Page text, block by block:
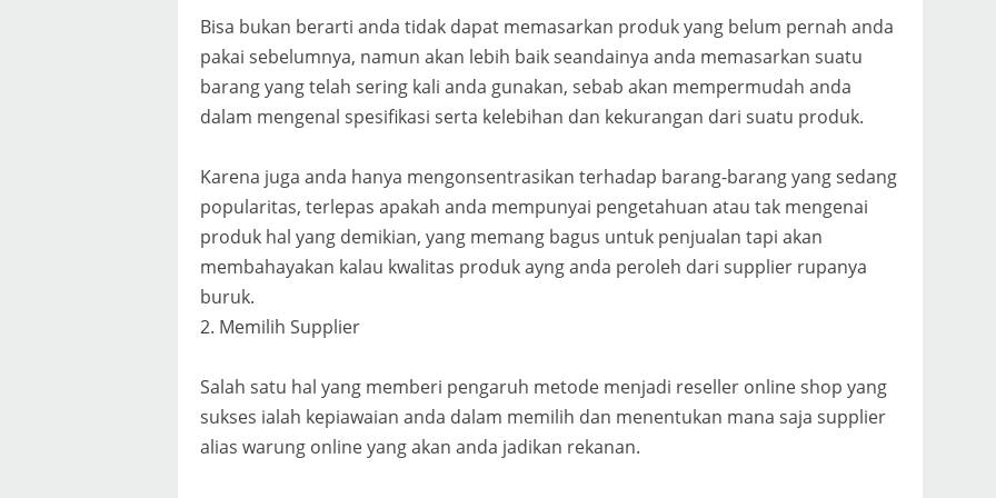
Bisa bukan berarti anda tidak dapat memasarkan produk yang belum pernah anda
pakai sebelumnya, namun akan lebih baik seandainya anda memasarkan suatu
barang yang telah sering kali anda gunakan, sebab akan mempermudah anda
dalam mengenal spesifikasi serta kelebihan dan kekurangan dari suatu produk.
Karena juga anda hanya mengonsentrasikan terhadap barang-barang yang sedang
popularitas, terlepas apakah anda mempunyai pengetahuan atau tak mengenai
produk hal yang demikian, yang memang bagus untuk penjualan tapi akan
membahayakan kalau kwalitas produk ayng anda peroleh dari supplier rupanya
buruk.
2. Memilih Supplier
Salah satu hal yang memberi pengaruh metode menjadi reseller online shop yang
sukses ialah kepiawaian anda dalam memilih dan menentukan mana saja supplier
alias warung online yang akan anda jadikan rekanan.